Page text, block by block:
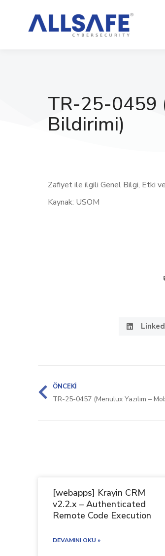
TR-25-0459
Bildirimi)
Zafiyet ile ilgili Genel Bilgi, Etki
Kaynak: USOM
ÖNCEKI
[webapps] Krayin CRM
v2.2.x – Authenticated
Remote Code Execution
DEVAMINI OKU »